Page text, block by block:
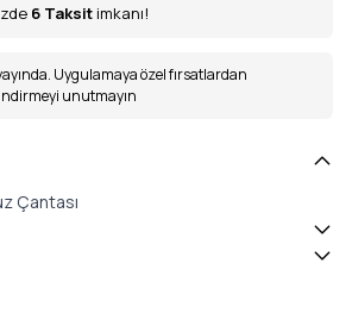
6 Taksit imkanı!
Uygulamaya özel fırsatlardan
unutmayın
Çantası